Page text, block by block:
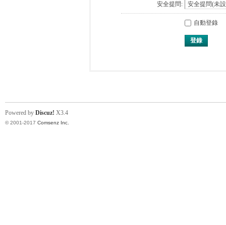
安全提問:
自動登錄
登錄
Powered by Discuz! X3.4
© 2001-2017 Comsenz Inc.